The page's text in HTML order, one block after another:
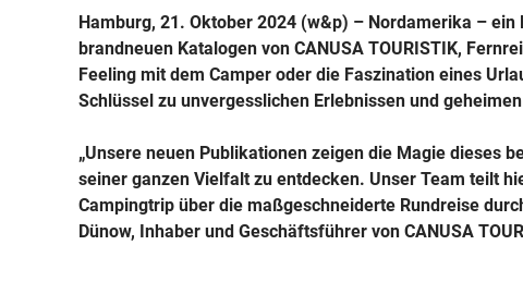
Hamburg, 21. Oktober 2024 (w&p) – Nordamerika –
brandneuen Katalogen von CANUSA TOURISTIK,
Feeling mit dem Camper oder die Faszination eines
Schlüssel zu unvergesslichen Erlebnissen und
„Unsere neuen Publikationen zeigen die Magie dieses
seiner ganzen Vielfalt zu entdecken. Unser Team teilt
Campingtrip über die maßgeschneiderte Rundreise
Dünow, Inhaber und Geschäftsführer von CANUSA